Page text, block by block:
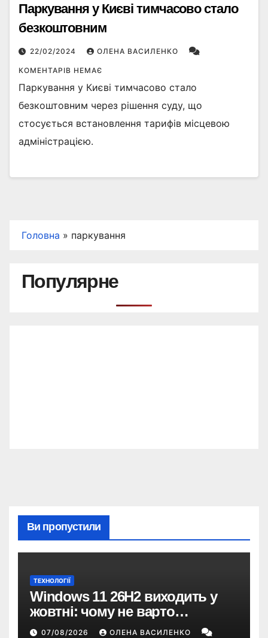
Паркування у Києві тимчасово стало
безкоштовним
22/02/2024 ОЛЕНА ВАСИЛЕНКО
КОМЕНТАРІВ НЕМАЄ
Паркування у Києві тимчасово стало
безкоштовним через рішення суду, що
стосується встановлення тарифів місцевою
адміністрацією.
Головна » паркування
Популярне
Ви пропустили
ТЕХНОЛОГІЇ
Windows 11 26H2 виходить у
жовтні: чому не варто
пропускати це оновлення
07/08/2026 ОЛЕНА ВАСИЛЕНКО